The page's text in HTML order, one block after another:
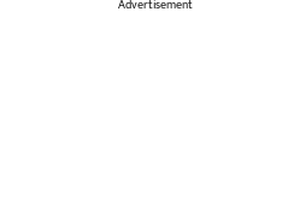
Advertisement